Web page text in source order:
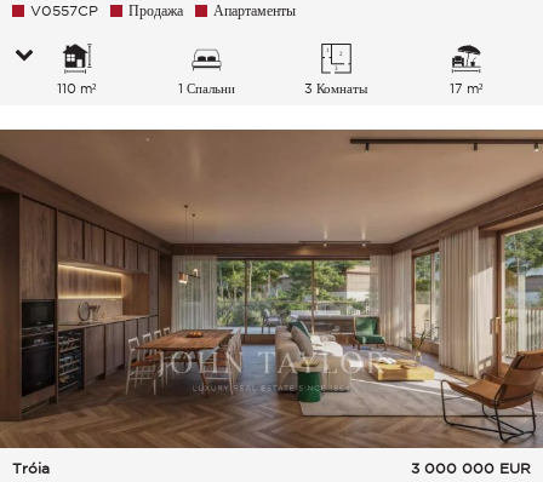
V0557CP Продажа Апартаменты
110 m² 1 Спальни 3 Комнаты 17 m²
Tróia 3 000 000 EUR